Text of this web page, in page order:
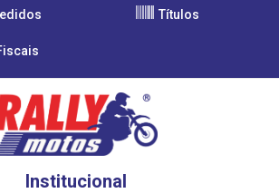
Títulos
Institucional